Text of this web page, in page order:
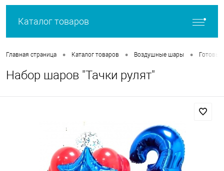
Каталог товаров
Главная страница • Каталог товаров • Воздушные шары •
Набор шаров "Тачки рулят"